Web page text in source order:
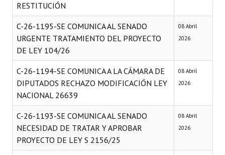
RESTITUCIÓN
C-26-1195-SE COMUNICA AL SENADO
URGENTE TRATAMIENTO DEL PROYECTO
DE LEY 104/26
08 Abril
2026
C-26-1194-SE COMUNICA A LA CÁMARA DE
DIPUTADOS RECHAZO MODIFICACIÓN LEY
NACIONAL 26639
08 Abril
2026
C-26-1193-SE COMUNICA AL SENADO
NECESIDAD DE TRATAR Y APROBAR
PROYECTO DE LEY S 2156/25
08 Abril
2026